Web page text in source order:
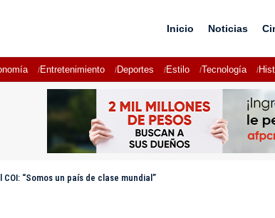
Inicio Noticias
Entretenimiento Deportes Estilo Tecnología
“Somos un país de clase mundial”